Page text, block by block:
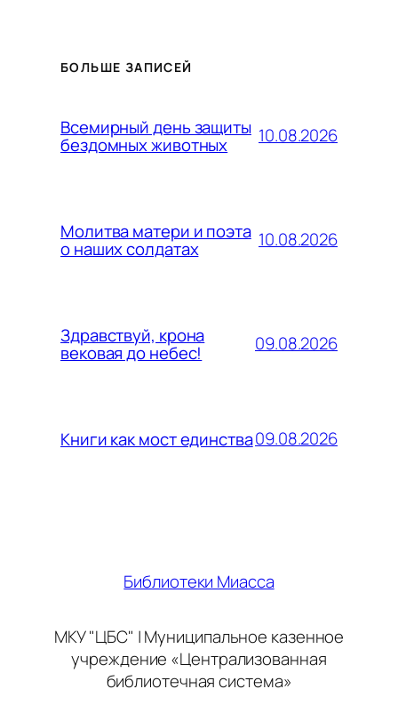
БОЛЬШЕ ЗАПИСЕЙ
Всемирный день защиты
бездомных животных 10.08.2026
Молитва матери и поэта
о наших солдатах 10.08.2026
Здравствуй, крона
вековая до небес! 09.08.2026
Книги как мост единства09.08.2026
Библиотеки Миасса
МКУ "ЦБС" | Муниципальное казенное
учреждение «Централизованная
библиотечная система»